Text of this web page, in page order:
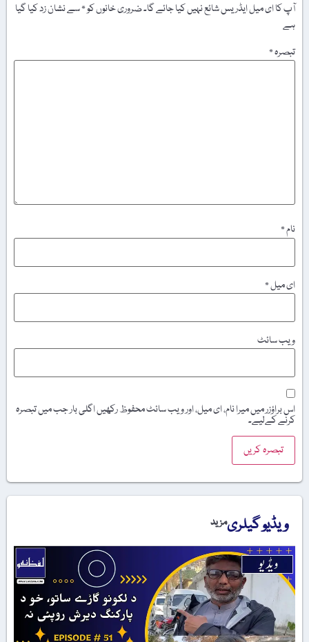
آپ کا ای میل ایڈریس شائع نہیں کیا جائے گا۔ضروری خانوں کو*سے نشان زد کیا گیا
ہے
تبصرہ*
نام*
ای میل*
ویب‌ سائٹ
اس براؤزر میں میرا نام، ای میل، اور ویب سائٹ محفوظ رکھیں اگلی بار جب میں تبصرہ
کرنے کےلیے۔
ویڈیو گیلریمزید